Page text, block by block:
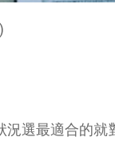
況選最適合的就